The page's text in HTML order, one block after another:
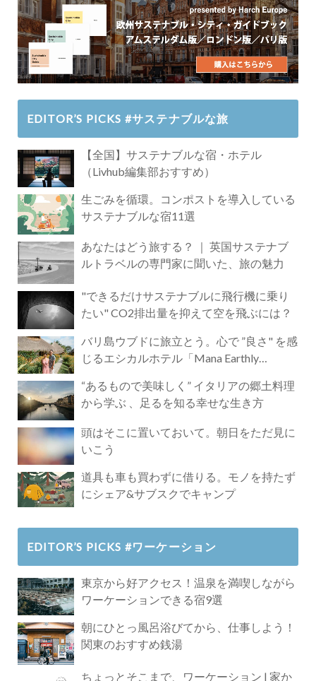
EDITOR’S PICKS #サステナブルな旅
【全国】サステナブルな宿・ホテル
（Livhub編集部おすすめ）
生ごみを循環。コンポストを導入している
サステナブルな宿11選
あなたはどう旅する？ ｜ 英国サステナブ
ルトラベルの専門家に聞いた、旅の魅力
"できるだけサステナブルに飛行機に乗り
たい" CO2排出量を抑えて空を飛ぶには？
バリ島ウブドに旅立とう。心で ”良さ" を感
じるエシカルホテル「Mana Earthly
“あるもので美味しく” イタリアの郷土料理
から学ぶ 、足るを知る幸せな生き方
頭はそこに置いておいて。朝日をただ見に
いこう
道具も車も買わずに借りる。モノを持たず
にシェア&サブスクでキャンプ
EDITOR’S PICKS #ワーケーション
東京から好アクセス！温泉を満喫しながら
ワーケーションできる宿9選
朝にひとっ風呂浴びてから、仕事しよう！
関東のおすすめ銭湯
ちょっとそこまで、ワーケーション | 家か